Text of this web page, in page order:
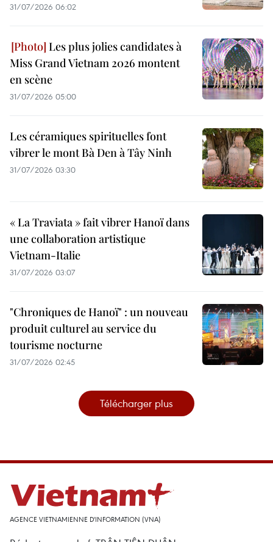
31/07/2026 06:02
Les plus jolies candidates à
Miss Grand Vietnam 2026 montent
en scène
31/07/2026 05:00
Les céramiques spirituelles font
vibrer le mont Bà Den à Tây Ninh
31/07/2026 03:30
« La Traviata » fait vibrer Hanoï dans
une collaboration artistique
Vietnam-Italie
31/07/2026 03:07
"Chroniques de Hanoï" : un nouveau
produit culturel au service du
tourisme nocturne
31/07/2026 02:45
Télécharger plus
AGENCE VIETNAMIENNE D'INFORMATION (VNA)